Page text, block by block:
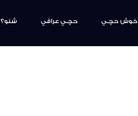
خوش حچـي حچـي عراقي شنو؟